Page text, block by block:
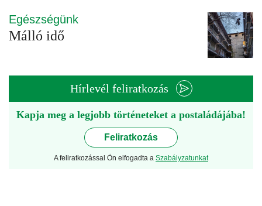
Egészségünk
Málló idő
Hírlevél feliratkozás
Kapja meg a legjobb történeteket a postaládájába!
Feliratkozás
A feliratkozással Ön elfogadta a Szabályzatunkat